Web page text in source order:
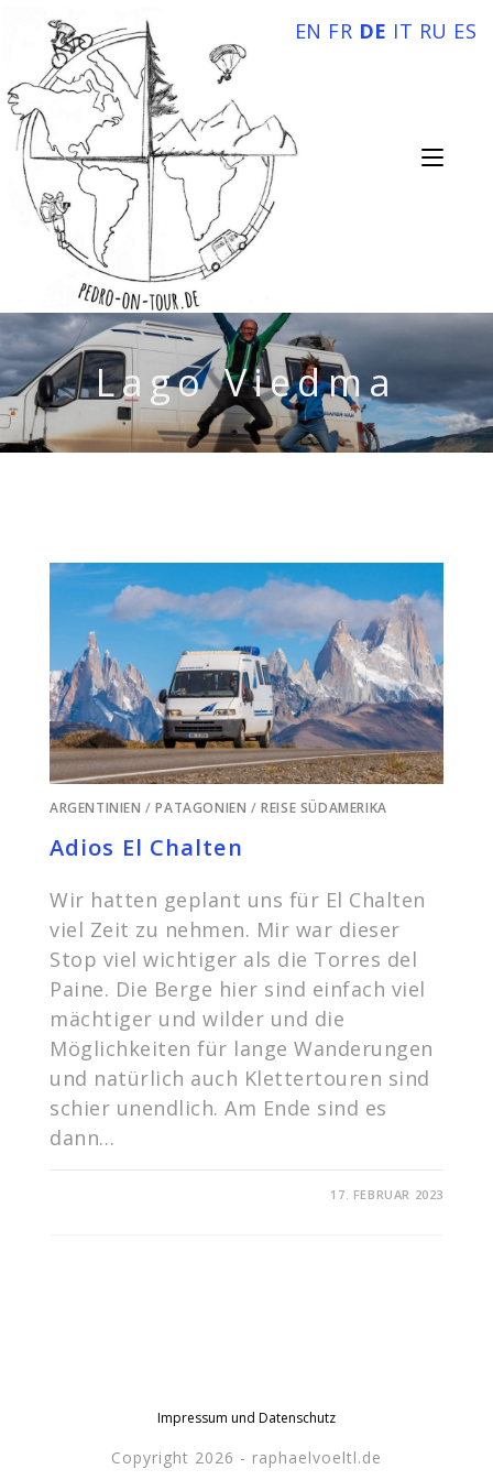
Lago Viedma
ARGENTINIEN /PATAGONIEN /REISE SÜDAMERIKA
Adios El Chalten
Wir hatten geplant uns für El Chalten
viel Zeit zu nehmen. Mir war dieser
Stop viel wichtiger als die Torres del
Paine. Die Berge hier sind einfach viel
mächtiger und wilder und die
Möglichkeiten für lange Wanderungen
und natürlich auch Klettertouren sind
schier unendlich. Am Ende sind es
dann…
17. FEBRUAR 2023
Impressum und Datenschutz
Copyright 2026 - raphaelvoeltl.de
EN FR DE IT RU ES